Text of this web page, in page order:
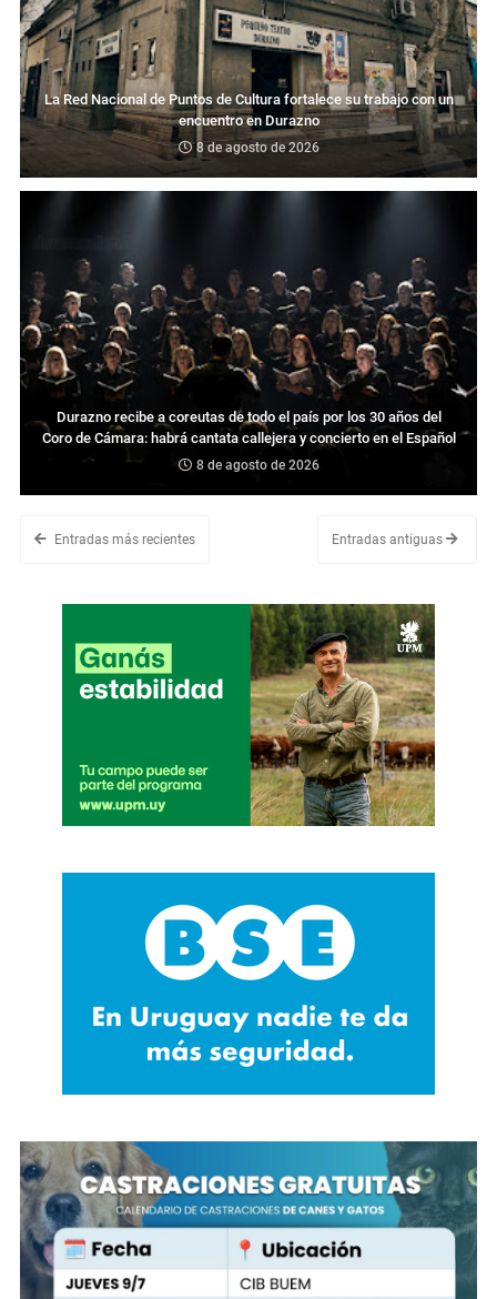
La Red Nacional de Puntos de Cultura fortalece su trabajo con un
encuentro en Durazno
8 de agosto de 2026
Durazno recibe a coreutas de todo el país por los 30 años del
Coro de Cámara: habrá cantata callejera y concierto en el Español
8 de agosto de 2026
Entradas más recientes Entradas antiguas